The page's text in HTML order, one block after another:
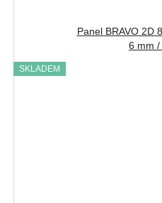
Panel BRAVO 2D
6 mm /
SKLADEM